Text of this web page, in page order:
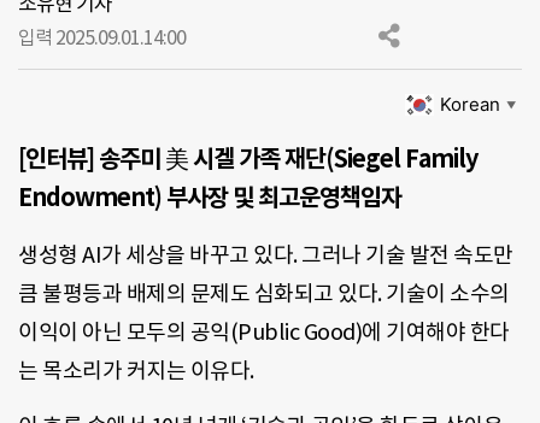
입력 2025.09.01.14:00
Korean ▼
[인터뷰] 송주미 美 시겔 가족 재단(Siegel Family
Endowment) 부사장 및 최고운영책임자
생성형 AI가 세상을 바꾸고 있다. 그러나 기술 발전 속도만
큼 불평등과 배제의 문제도 심화되고 있다. 기술이 소수의
이익이 아닌 모두의 공익(Public Good)에 기여해야 한다
는 목소리가 커지는 이유다.